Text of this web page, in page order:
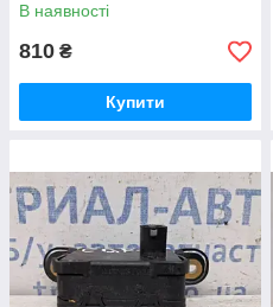
В наявності
810 ₴
Купити